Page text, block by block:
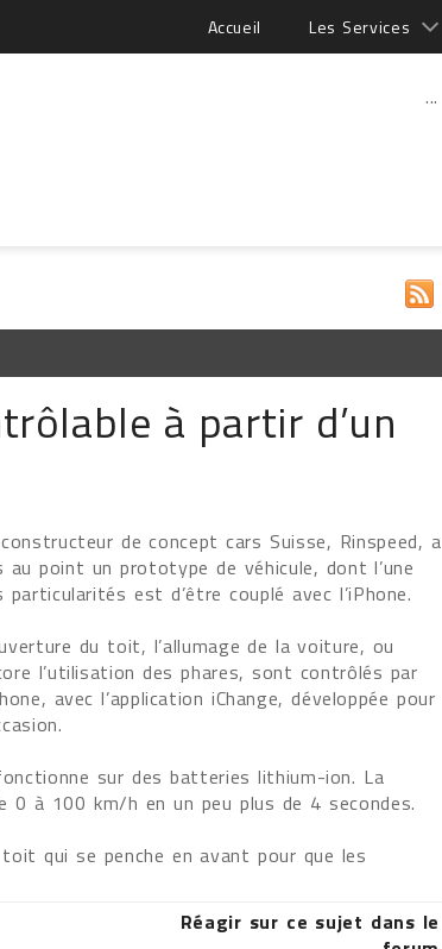
Accueil Les Services
...
à partir d’un
de concept cars Suisse, Rinspeed, a
au point un prototype de véhicule, dont l’une
particularités est d’être couplé avec l’iPhone.
du toit, l’allumage de la voiture, ou
l’utilisation des phares, sont contrôlés par
avec l’application iChange, développée pour
sur des batteries lithium-ion. La
à 100 km/h en un peu plus de 4 secondes.
qui se penche en avant pour que les
Réagir sur ce sujet dans le